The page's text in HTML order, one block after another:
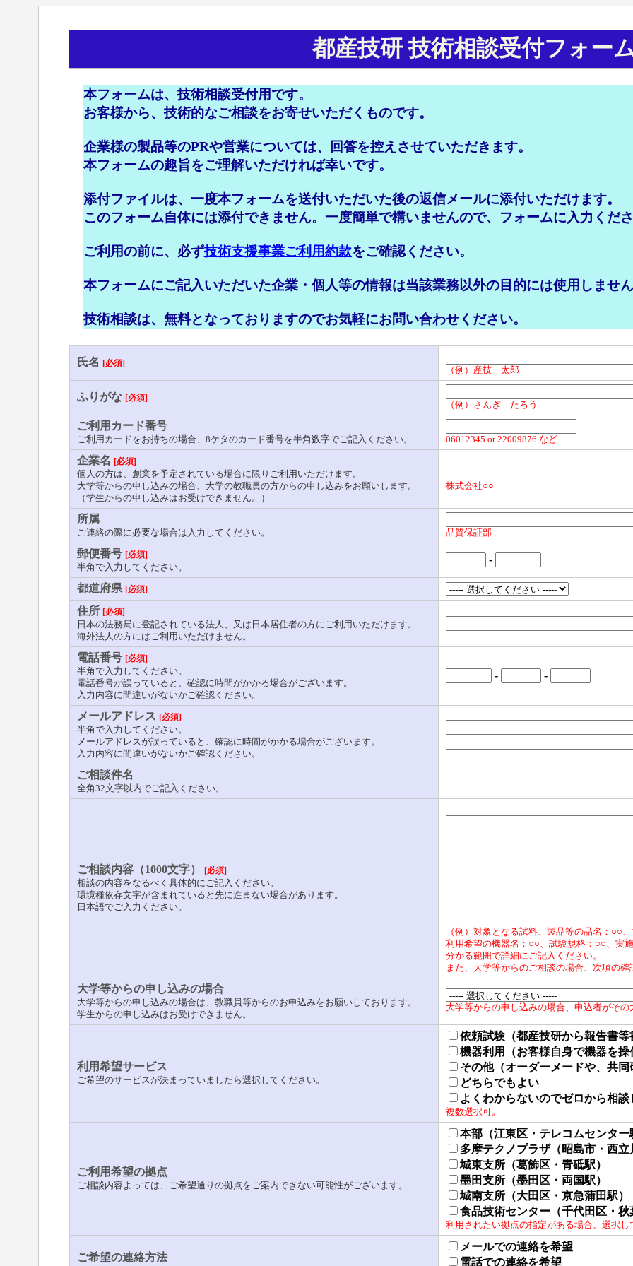
都産技研 技術相談受付フォー
本フォームは、技術相談受付用です。
お客様から、技術的なご相談をお寄せいただくものです。
企業様の製品等のPRや営業については、回答を控えさせていただきます。
本フォームの趣旨をご理解いただければ幸いです。
添付ファイルは、一度本フォームを送付いただいた後の返信メールに添付いただけます。
このフォーム自体には添付できません。一度簡単で構いませんので、フォームに入力くだ
ご利用の前に、必ず技術支援事業ご利用約款をご確認ください。
本フォームにご記入いただいた企業・個人等の情報は当該業務以外の目的には使用しませ
技術相談は、無料となっておりますのでお気軽にお問い合わせください。
氏名 [必須]
（例）産技 太郎
ふりがな [必須]
（例）さんぎ たろう
ご利用カード番号
ご利用カードをお持ちの場合、8ケタのカード番号を半角数字でご記入ください。 06012345 or 22009876 など
企業名 [必須]
個人の方は、創業を予定されている場合に限りご利用いただけます。
大学等からの申し込みの場合、大学の教職員の方からの申し込みをお願いします。
（学生からの申し込みはお受けできません。）
株式会社○○
所属
ご連絡の際に必要な場合は入力してください。 品質保証部
郵便番号 [必須]
半角で入力してください。
-
都道府県 [必須]
住所 [必須]
日本の法務局に登記されている法人、又は日本居住者の方にご利用いただけます。
海外法人の方にはご利用いただけません。
電話番号 [必須]
半角で入力してください。
電話番号が誤っていると、確認に時間がかかる場合がございます。
入力内容に間違いがないかご確認ください。
- -
メールアドレス [必須]
半角で入力してください。
メールアドレスが誤っていると、確認に時間がかかる場合がございます。
入力内容に間違いがないかご確認ください。
ご相談件名
全角32文字以内でご記入ください。
ご相談内容（1000文字）
[必須]
相談の内容をなるべく具体的にご記入ください。
環境種依存文字が含まれていると先に進まない場合があります。
日本語でご入力ください。
（例）対象となる試料、製品等の品名：○○
利用希望の機器名：○○、試験規格：○○、実
分かる範囲で詳細にご記入ください。
また、大学等からのご相談の場合、次項の
大学等からの申し込みの場合
大学等からの申し込みの場合は、教職員等からのお申込みをお願いしております。
学生からの申し込みはお受けできません。
大学等からの申し込みの場合、申込者がそ
利用希望サービス
ご希望のサービスが決まっていましたら選択してください。
依頼試験（都産技研から報告書
機器利用（お客様自身で機器を
その他（オーダーメードや、共同
どちらでもよい
よくわからないのでゼロから相談
複数選択可。
ご利用希望の拠点
ご相談内容よっては、ご希望通りの拠点をご案内できない可能性がございます。
本部（江東区・テレコムセンター
多摩テクノプラザ（昭島市・西立
城東支所（葛飾区・青砥駅）
墨田支所（墨田区・両国駅）
城南支所（大田区・京急蒲田駅）
食品技術センター（千代田区・秋
利用されたい拠点の指定がある場合、選択
ご希望の連絡方法
メールでの連絡を希望
電話での連絡を希望